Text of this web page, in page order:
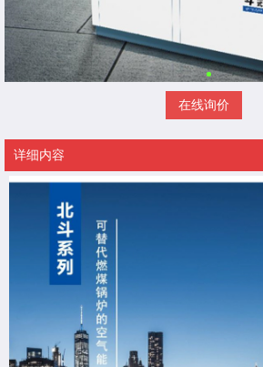
在线询价
详细内容